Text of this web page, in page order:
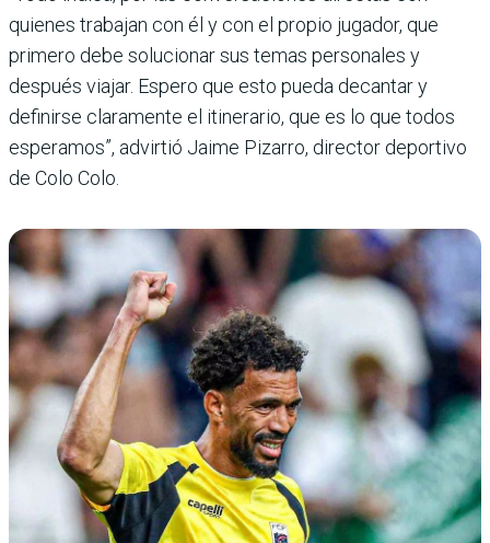
quienes trabajan con él y con el propio jugador, que
primero debe solucionar sus temas personales y
después viajar. Espero que esto pueda decantar y
definirse claramente el itinerario, que es lo que todos
esperamos”, advirtió Jaime Pizarro, director deportivo
de Colo Colo.